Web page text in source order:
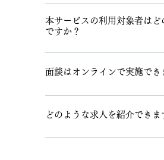
本サービスの利用対象者はど
ですか？
しています。
面談はオンラインで実施でき
弊社との面談は原則オンライ
す。
どのような求人を紹介できま